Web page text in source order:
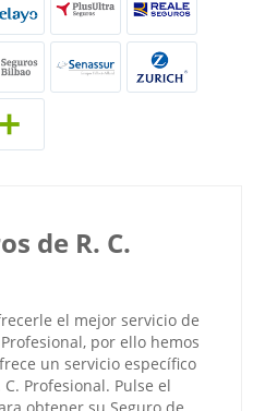
de R. C.
el mejor servicio de
por ello hemos
un servicio específico
Profesional. Pulse el